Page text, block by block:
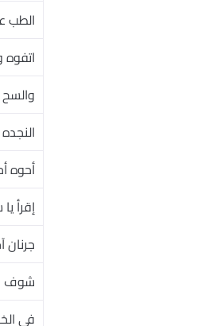
الطب
اتفوه
أحوه
إقرأ
جرنان
شوف
فى